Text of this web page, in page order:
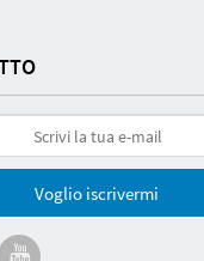
Voglio iscrivermi